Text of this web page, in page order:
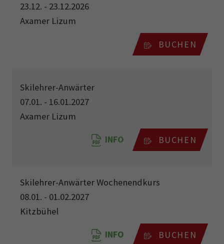
23.12. - 23.12.2026
Axamer Lizum
BUCHEN
Skilehrer-Anwärter
07.01. - 16.01.2027
Axamer Lizum
INFO BUCHEN
Skilehrer-Anwärter Wochenendkurs
08.01. - 01.02.2027
Kitzbühel
INFO BUCHEN